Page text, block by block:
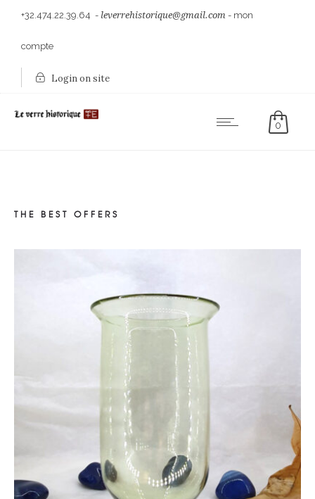
+32.474.22.39.64 - leverrehistorique@gmail.com - mon
compte
Login on site
0
THE BEST OFFERS